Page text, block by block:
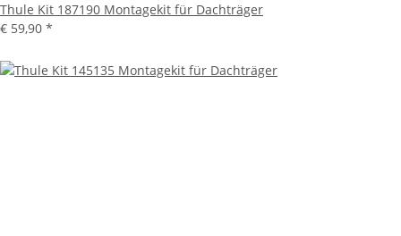
Thule Kit 187190 Montagekit für Dachträger
€ 59,90 *